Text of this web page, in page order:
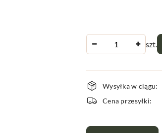
szt.
Dostępność
i
dostawa
Wysyłka w ciągu:
Cena przesyłki: